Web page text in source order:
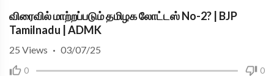
விரைவில் மாற்றப்படும் தமிழக லோட்டஸ் No-2? | BJP
Tamilnadu | ADMK
0 0
25 Views · 03/07/25